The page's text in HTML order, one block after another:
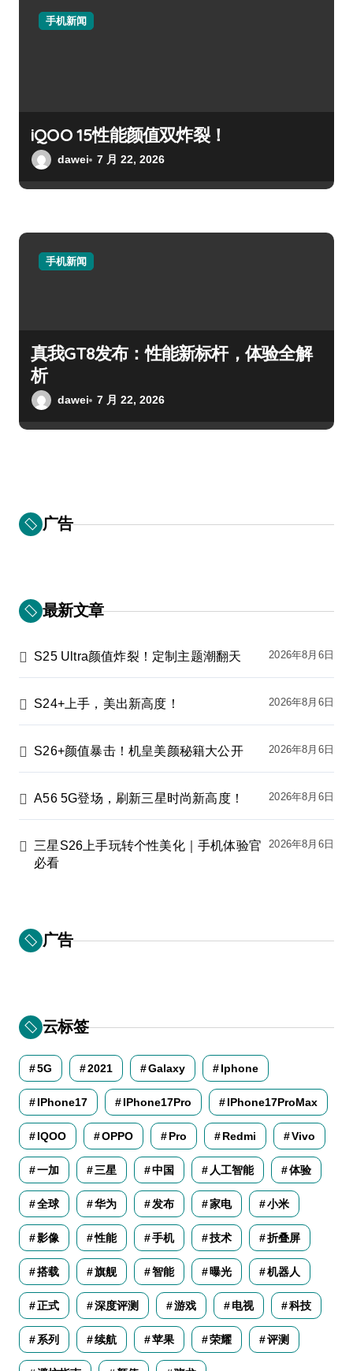
手机新闻
iQOO 15性能颜值双炸裂！
dawei 7 月 22, 2026
手机新闻
真我GT8发布：性能新标杆，体验全解
析
dawei 7 月 22, 2026
广告
最新文章
S25 Ultra颜值炸裂！定制主题潮翻天 2026年8月6日
S24+上手，美出新高度！ 2026年8月6日
S26+颜值暴击！机皇美颜秘籍大公开 2026年8月6日
A56 5G登场，刷新三星时尚新高度！ 2026年8月6日
三星S26上手玩转个性美化｜手机体验官
必看
2026年8月6日
广告
云标签
5G 2021 Galaxy Iphone
IPhone17 IPhone17Pro IPhone17ProMax
IQOO OPPO Pro Redmi Vivo
一加 三星 中国 人工智能 体验
全球 华为 发布 家电 小米
影像 性能 手机 技术 折叠屏
搭载 旗舰 智能 曝光 机器人
正式 深度评测 游戏 电视 科技
系列 续航 苹果 荣耀 评测